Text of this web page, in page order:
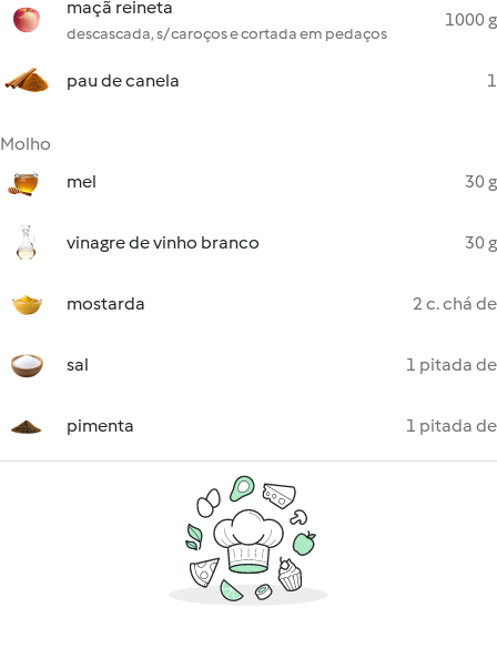
maçã reineta
descascada, s/ caroços e cortada em pedaços
1000 g
pau de canela 1
Molho
mel
30 g
vinagre de vinho branco 30 g
mostarda 2 c. chá de
sal 1 pitada de
pimenta 1 pitada de